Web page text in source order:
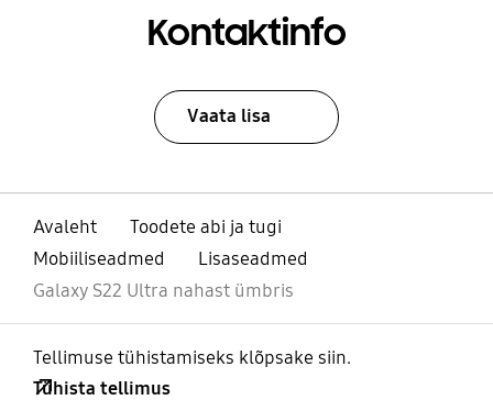
Kontaktinfo
Vaata lisa
Avaleht
Toodete abi ja tugi
Mobiiliseadmed
Lisaseadmed
Galaxy S22 Ultra nahast ümbris
Tellimuse tühistamiseks klõpsake siin.
Tühista tellimus